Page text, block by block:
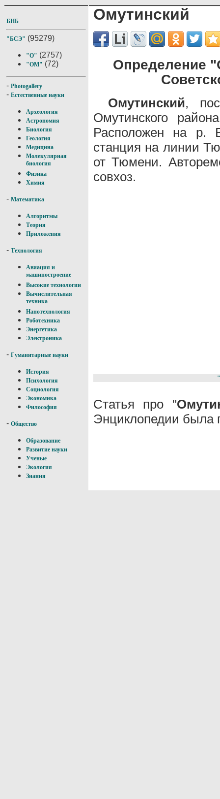
БНБ
"БСЭ" (95279)
"О" (2757)
"ОМ" (72)
- Photogallery
- Естественные науки
Археология
Астрономия
Биология
Геология
Медицина
Молекулярная
биология
Физика
Химия
- Математика
Алгоритмы
Теория
Приложения
- Технология
Авиация и
машиностроение
Высокие технологии
Вычислительная
техника
Нанотехнология
Роботехника
Энергетика
Электроника
- Гуманитарные науки
История
Психология
Социология
Экономика
Философия
- Общество
Образование
Развитие науки
Ученые
Экология
Знания
Омутинский
Определение
Омутинский,
Омутинского
Расположен на р.
станция на линии
от Тюмени.
совхоз.
Статья про "
Энциклопедии была